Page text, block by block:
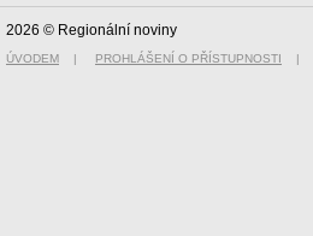
2026 © Regionální noviny
ÚVODEM | PROHLÁŠENÍ O PŘÍSTUPNOSTI |